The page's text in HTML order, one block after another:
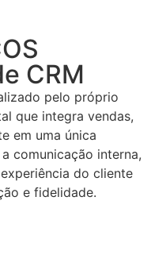
CRM
pelo próprio
que integra vendas,
em uma única
comunicação interna,
do cliente
e fidelidade.